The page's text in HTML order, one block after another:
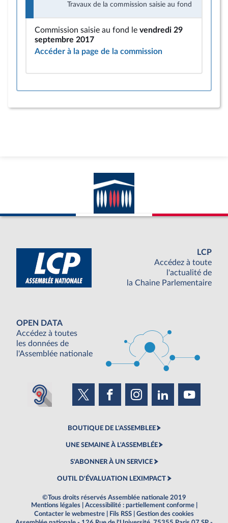
Travaux de la commission saisie au fond
Commission saisie au fond le vendredi 29
septembre 2017
Accéder à la page de la commission
LCP
Accédez à toute
l'actualité de
la Chaine Parlementaire
OPEN DATA
Accédez à toutes
les données de
l'Assemblée nationale
BOUTIQUE DE L'ASSEMBLEE
UNE SEMAINE À L'ASSEMBLÉE
S'ABONNER À UN SERVICE
OUTIL D'ÉVALUATION LEXIMPACT
©Tous droits réservés Assemblée nationale 2019
Mentions légales
Accessibilité : partiellement conforme
Contacter le webmestre
Fils RSS
Gestion des cookies